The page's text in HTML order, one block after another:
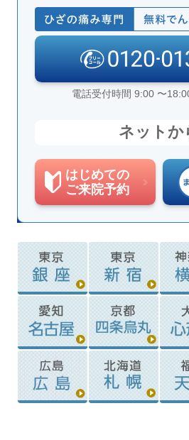
電話受付時間 9:00 〜
ネットか
はじめての
ご来院予約